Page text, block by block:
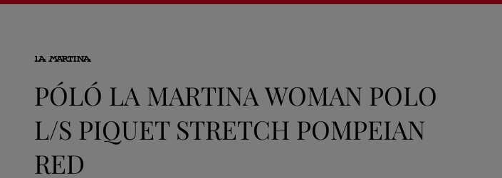
PÓLÓ LA MARTINA WOMAN POLO
L/S PIQUET STRETCH POMPEIAN
RED